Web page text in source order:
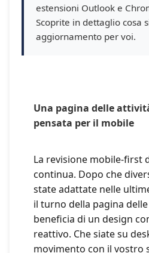
estensioni Outlook e
Scoprite in dettaglio cosa
aggiornamento per voi.
Una pagina delle
pensata per il mobile
La revisione mobile-first
continua. Dopo che
state adattate nelle
il turno della pagina
beneficia di un design
reattivo. Che siate su
movimento con il vostro